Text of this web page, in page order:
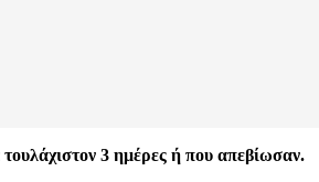
τουλάχιστον 3 ημέρες ή που απεβίωσαν.